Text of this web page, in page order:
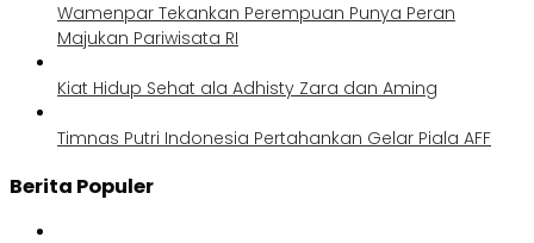
Wamenpar Tekankan Perempuan Punya Peran
Majukan Pariwisata RI
Kiat Hidup Sehat ala Adhisty Zara dan Aming
Timnas Putri Indonesia Pertahankan Gelar Piala AFF
Berita Populer